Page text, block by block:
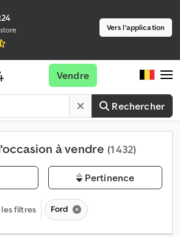
Vers l'application
Rechercher
Vendre
à vendre (1 432)
Pertinence
filtres Ford